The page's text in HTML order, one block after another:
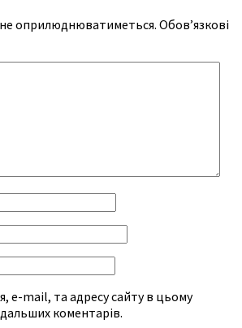
оприлюднюватиметься. Обов’язкові
e-mail, та адресу сайту в цьому
коментарів.